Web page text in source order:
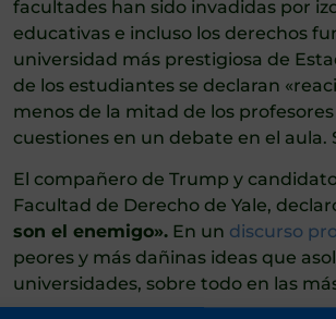
facultades han sido invadidas por
educativas e incluso los derechos
universidad más prestigiosa de
de los estudiantes se declaran
menos de la mitad de los
cuestiones en un debate en el
El compañero de Trump y
Facultad de Derecho de Yale,
son el enemigo». En un discurso
peores y más dañinas ideas que
universidades, sobre todo en las